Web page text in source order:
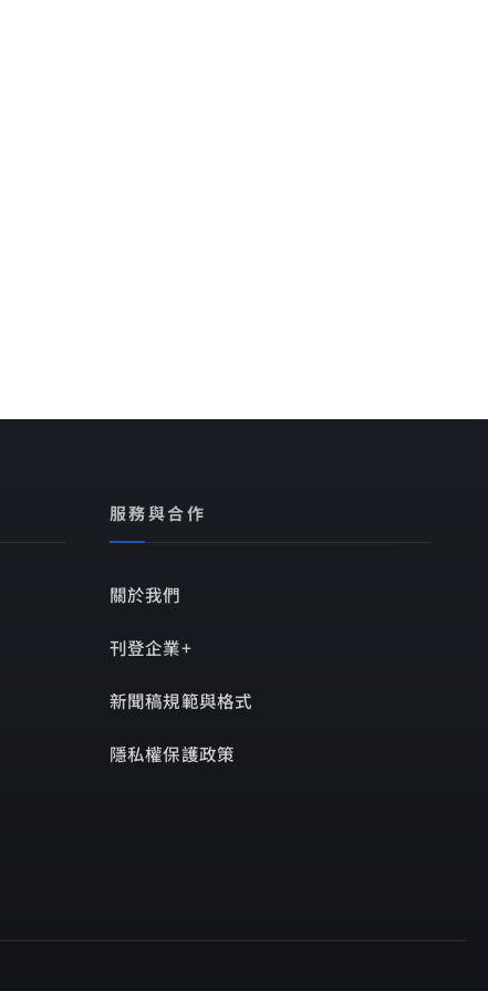
服務與合作
關於我們
刊登企業+
新聞稿規範與格式
隱私權保護政策